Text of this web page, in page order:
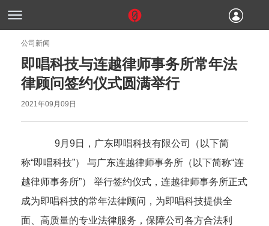
公司新闻
即唱科技与连越律师事务所常年法
律顾问签约仪式圆满举行
2021年09月09日
9月 9日，广东即唱科技有限公司（以下简
称“即唱科技”） 与广东连越律师事务所（以下简称“连
越律师事务所”） 举行签约仪式， 连越律师事务所正式
成为即唱科技的常年法律顾问，为即唱科技提供全
面、高质量的专业法律服务 ， 保障公司 各方合法利